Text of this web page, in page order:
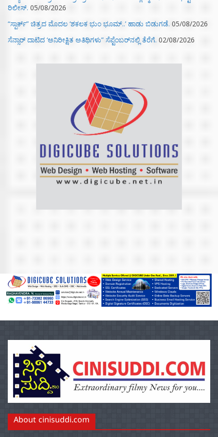
ರಿಲೀಸ್. 05/08/2026
“ಸ್ಪಾರ್ಕ್” ಚಿತ್ರದ ಮೊದಲ‌ ‘ಶಕಲಕ ಭುಂ‌ ಭೂಮ್..’ ಹಾಡು ಬಿಡುಗಡೆ. 05/08/2026
ಸೆನ್ಸಾರ್ ದಾಟಿದ ‘ಅನಿರೀಕ್ಷಿತ ಅತಿಥಿಗಳು” ಸೆಪ್ಟೆಂಬರ್‌ನಲ್ಲಿ ತೆರೆಗೆ. 02/08/2026
About cinisuddi.com